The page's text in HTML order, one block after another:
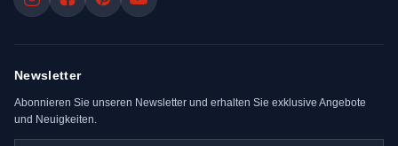
Newsletter
Abonnieren Sie unseren Newsletter und erhalten Sie exklusive Angebote
und Neuigkeiten.